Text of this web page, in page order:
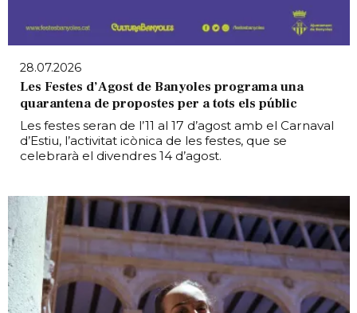
28.07.2026
Les Festes d’Agost de Banyoles programa una
quarantena de propostes per a tots els públic
Les festes seran de l’11 al 17 d’agost amb el Carnaval
d’Estiu, l’activitat icònica de les festes, que se
celebrarà el divendres 14 d’agost.